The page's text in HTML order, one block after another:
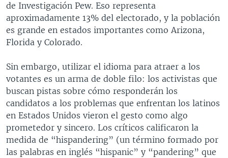
de Investigación Pew. Eso representa
aproximadamente 13% del electorado, y la población
es grande en estados importantes como Arizona,
Florida y Colorado.
Sin embargo, utilizar el idioma para atraer a los
votantes es un arma de doble filo: los activistas que
buscan pistas sobre cómo responderán los
candidatos a los problemas que enfrentan los latinos
en Estados Unidos vieron el gesto como algo
prometedor y sincero. Los críticos calificaron la
medida de “hispandering” (un término formado por
las palabras en inglés “hispanic” y “pandering” que